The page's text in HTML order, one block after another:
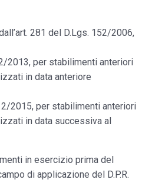
281 del D.Lgs. 152/2006,
2013, per stabilimenti anteriori
in data anteriore
2015, per stabilimenti anteriori
in data successiva al
in esercizio prima del
di applicazione del D.P.R.